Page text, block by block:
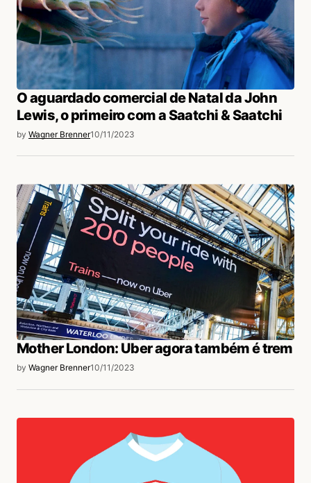
O aguardado comercial de Natal da John
Lewis, o primeiro com a Saatchi & Saatchi
by Wagner Brenner10/11/2023
Mother London: Uber agora também é trem
by Wagner Brenner10/11/2023